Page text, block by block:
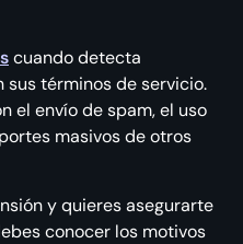
cuando detecta
términos de servicio.
el envío de spam, el uso
masivos de otros
y quieres asegurarte
conocer los motivos